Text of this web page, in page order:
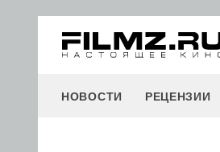
НОВОСТИ РЕЦЕНЗИИ